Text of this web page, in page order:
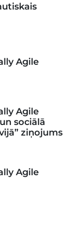
Agile
Agile
sociālā
ziņojums
Agile